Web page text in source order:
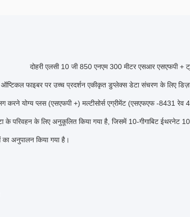
दोहरी एलसी 10 जी 850 एनएम 300 मीटर एसआर एसएफपी +
फाइबर पर उच्च प्रदर्शन एकीकृत डुप्लेक्स डेटा संचरण के लिए
करने योग्य प्लस (एसएफपी +) मल्टीसोर्स एग्रीमेंट (एसएफएफ -8431
के परिवहन के लिए अनुकूलित किया गया है, जिसमें 10-गीगाबिट
अनुपालन किया गया है।